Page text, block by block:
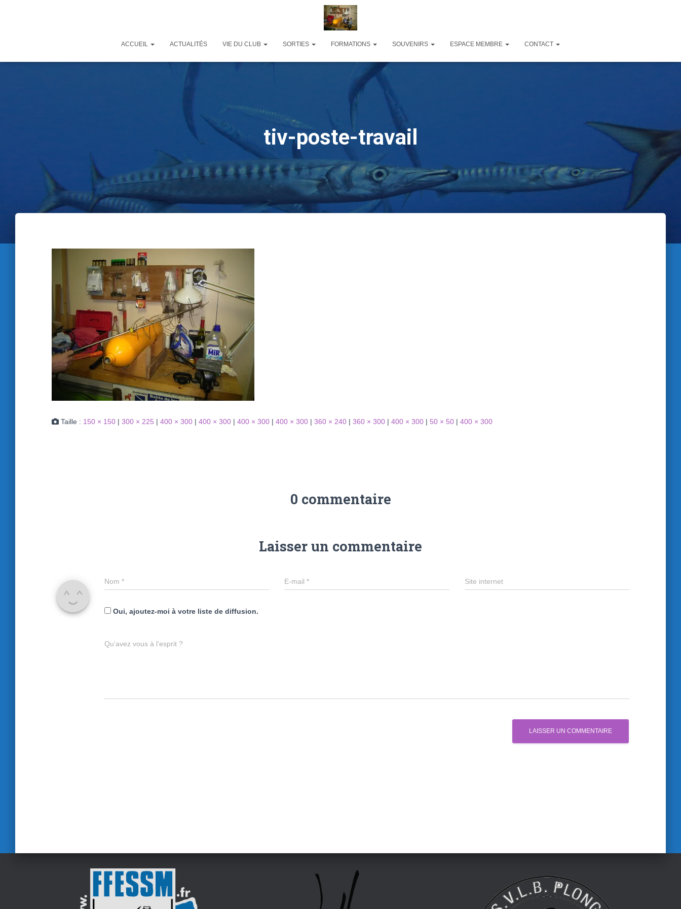
ACCUEIL ACTUALITÉS VIE DU CLUB SORTIES FORMATIONS SOUVENIRS ESPACE MEMBRE CONTACT
tiv-poste-travail
Taille : 150 × 150 | 300 × 225 | 400 × 300 | 400 × 300 | 400 × 300 | 400 × 300 | 360 × 240 | 360 × 300 | 400 × 300 | 50 × 50 | 400 × 300
0 commentaire
Laisser un commentaire
Nom * E-mail* Site internet
Oui, ajoutez-moi à votre liste de diffusion.
Qu’avez vous à l’esprit ?